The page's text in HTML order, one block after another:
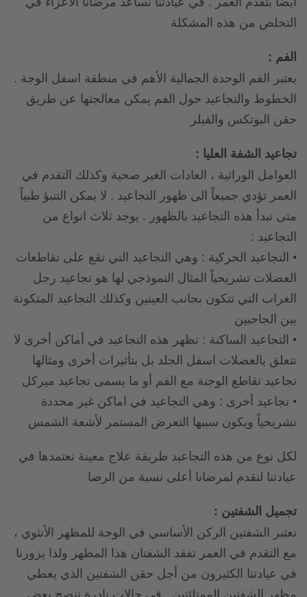
التخلص من هذه المشكلة
الفم :
يعتبر الفم الوحدة الجمالية الأهم في منطقة اسفل الوجة .
الخطوط والتجاعيد حول الفم يمكن معالجتها عن طريق
حقن البوتكس والفيلر
تجاعيد الشفة العليا :
العوامل الوراثية ، العادات الغير صحية وكذلك التقدم في
العمر تؤدي جميعاً الى ظهور التجاعيد . لا يمكن التنبؤ طبياً
متى تبدأ هذه التجاعيد بالظهور . يوجد ثلاث انواع من
التجاعيد :
• التجاعيد الحركية : وهي التجاعيد التي تقع على تقاطعات
العضلات تشريحياً المثال النموذجي لها هو تجاعيد رجل
الغراب التي تتكون بجانب العينين وكذلك التجاعيد المتكونة
بين الجاحبين
• التجاعيد الساكنة : تظهر هذه التجاعيد في أماكن أخرى لا
تتعلق بالعضلات اسفل الجلد بل بتأثيرات أخرى ومثالها
تجاعيد تقاطع الوجنة مع الفم أو ما يسمى تجاعيد ميركل
• تجاعيد أخرى : وهي التجاعيد في اماكن غير محددة
تشريحياً ويكون سببها التعرض المستمر لأشعة الشمس
لكل نوع من هذه التجاعيد طريقة علاج معينة نعتمدها في
عيادتنا لنقدم لمرضانا أعلى نسبة من الرضا
تجميل الشفتين :
تعتبر الشفتين الركن الأساسي في الوجة للمظهر الأنثوي ،
مع التقدم في العمر تفقد الشفتان هذا المظهر ولذا يزورنا
في عيادتنا الكثيرون من أجل حقن الشفتين الذي يعطي
مظهر الشفتين الممتلئتين . في حالات نادرة ننصح بعض